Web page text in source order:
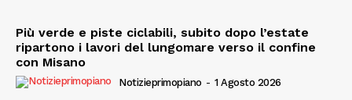
Più verde e piste ciclabili, subito dopo l’estate
ripartono i lavori del lungomare verso il confine
con Misano
Notizieprimopiano - 1 Agosto 2026